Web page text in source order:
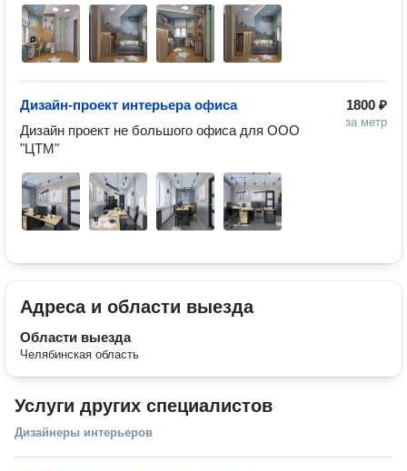
1800 ₽
за метр
Дизайн-проект интерьера офиса
Дизайн проект не большого офиса для ООО
"ЦТМ"
Адреса и области выезда
Области выезда
Челябинская область
Услуги других специалистов
Дизайнеры интерьеров